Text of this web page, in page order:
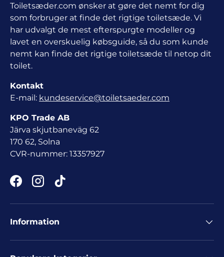
Toiletsæder.com ønsker at gøre det nemt for dig
som forbruger at finde det rigtige toiletsæde. Vi
har udvalgt de mest efterspurgte modeller og
lavet en overskuelig købsguide, så du som kunde
nemt kan finde det rigtige toiletsæde til netop dit
toilet.
Kontakt
E-mail: kundeservice@toiletsaeder.com
KPO Trade AB
Järva skjutbaneväg 62
170 62, Solna
CVR-nummer: 13357927
FacebookInstagram
TikTok
Information